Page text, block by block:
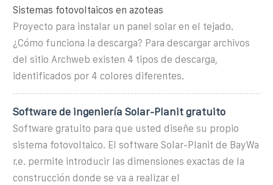
Sistemas fotovoltaicos en azoteas
Proyecto para instalar un panel solar en el tejado.
¿Cómo funciona la descarga? Para descargar archivos
del sitio Archweb existen 4 tipos de descarga,
identificados por 4 colores diferentes.
Software de ingeniería Solar-Planit gratuito
Software gratuito para que usted diseñe su propio
sistema fotovoltaico. El software Solar-Planit de BayWa
r.e. permite introducir las dimensiones exactas de la
construcción donde se va a realizar el